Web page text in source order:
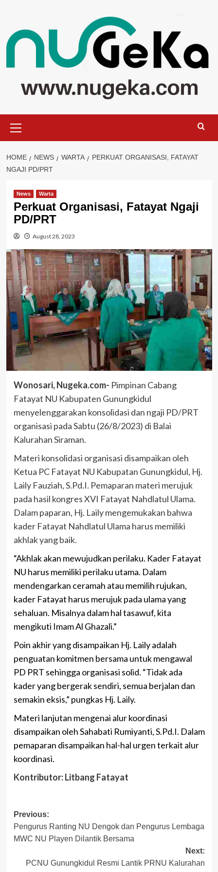
content
Menu
HOME NEWS WARTA
PERKUAT ORGANISASI, FATAYAT
NGAJI PD/PRT
News Warta
Perkuat Organisasi, Fatayat Ngaji
PD/PRT
August 28, 2023
Wonosari, Nugeka.com- Pimpinan Cabang
Fatayat NU Kabupaten Gunungkidul
menyelenggarakan konsolidasi dan ngaji PD/PRT
organisasi pada Sabtu (26/8/2023) di Balai
Kalurahan Siraman.
Materi konsolidasi organisasi disampaikan oleh
Ketua PC Fatayat NU Kabupatan Gunungkidul, Hj.
Laily Fauziah, S.Pd.I. Pemaparan materi merujuk
pada hasil kongres XVI Fatayat Nahdlatul Ulama.
Dalam paparan, Hj. Laily mengemukakan bahwa
kader Fatayat Nahdlatul Ulama harus memiliki
akhlak yang baik.
“Akhlak akan mewujudkan perilaku. Kader Fatayat
NU harus memiliki perilaku utama. Dalam
mendengarkan ceramah atau memilih rujukan,
kader Fatayat harus merujuk pada ulama yang
sehaluan. Misalnya dalam hal tasawuf, kita
mengikuti Imam Al Ghazali.”
Poin akhir yang disampaikan Hj. Laily adalah
penguatan komitmen bersama untuk mengawal
PD PRT sehingga organisasi solid. “Tidak ada
kader yang bergerak sendiri, semua berjalan dan
semakin eksis,” pungkas Hj. Laily.
Materi lanjutan mengenai alur koordinasi
disampaikan oleh Sahabati Rumiyanti, S.Pd.I. Dalam
pemaparan disampaikan hal-hal urgen terkait alur
koordinasi.
Kontributor: Litbang Fatayat
Post
navigation
Previous:
Pengurus Ranting NU Dengok dan Pengurus Lembaga
MWC NU Playen Dilantik Bersama
Next:
PCNU Gunungkidul Resmi Lantik PRNU Kalurahan